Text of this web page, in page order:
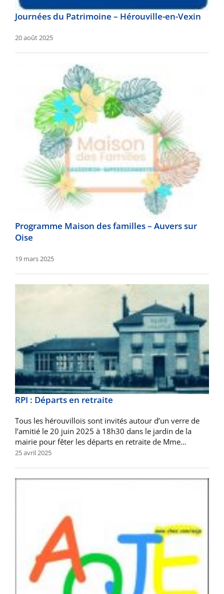
Journées du Patrimoine – Hérouville-en-Vexin
20 août 2025
Programme Maison des familles – Auvers sur
Oise
19 mars 2025
RPI : Départs en retraite
Tous les hérouvillois sont invités autour d’un verre de
l’amitié le 20 juin 2025 à 18h30 dans le jardin de la
mairie pour fêter les départs en retraite de Mme…
25 avril 2025